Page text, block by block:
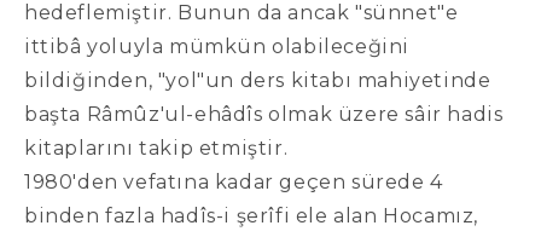
hedeflemiştir. Bunun da ancak "sünnet"e
ittibâ yoluyla mümkün olabileceğini
bildiğinden, "yol"un ders kitabı mahiyetinde
başta Râmûz'ul-ehâdîs olmak üzere sâir hadis
kitaplarını takip etmiştir.
1980'den vefatına kadar geçen sürede 4
binden fazla hadîs-i şerîfi ele alan Hocamız,